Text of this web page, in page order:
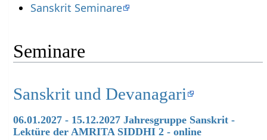
Sanskrit Seminare
Seminare
Sanskrit und Devanagari
06.01.2027 - 15.12.2027 Jahresgruppe Sanskrit -
Lektüre der AMRITA SIDDHI 2 - online